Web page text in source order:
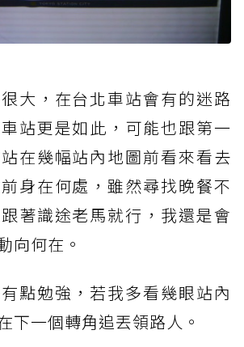
大，在台北車站會有的迷路
站更是如此，可能也跟第一
在幾幅站內地圖前看來看去
身在何處，雖然尋找晚餐不
著識途老馬就行，我還是會
向何在。
點勉強，若我多看幾眼站內
下一個轉角追丟領路人。